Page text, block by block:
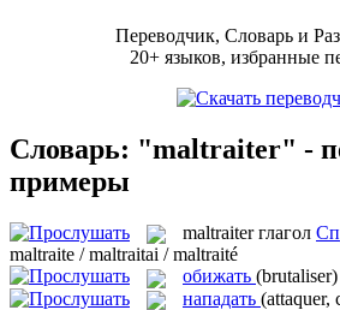
Переводчик, Словарь и
20+ языков, избранные
Словарь: "maltraiter" -
примеры
maltraiter глагол
maltraite / maltraitai / maltraité
обижать (brutaliser)
нападать (attaquer,